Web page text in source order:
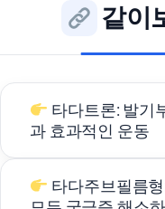
같이
타다트론: 발기
과 효과적인 운동
타다주브필름